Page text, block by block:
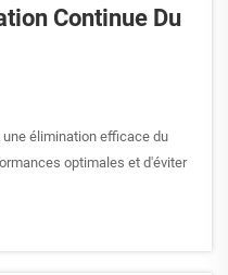
Continue Du
élimination efficace du
optimales et d'éviter
de bélier et la corrosion.
l'une des solutions